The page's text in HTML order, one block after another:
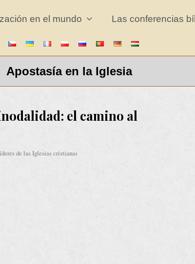
en el mundo Las conferencias
Apostasía en la Iglesia
el camino al
de las Iglesias cristianas